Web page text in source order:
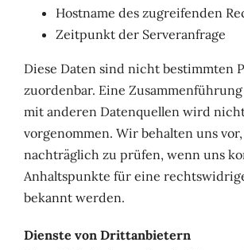
Hostname des zugreifenden
Zeitpunkt der Serveranfrage
Diese Daten sind nicht bestimmten
zuordenbar. Eine
mit anderen Datenquellen wird
vorgenommen. Wir behalten uns
nachträglich zu prüfen, wenn uns
Anhaltspunkte für eine
bekannt werden.
Dienste von Drittanbietern